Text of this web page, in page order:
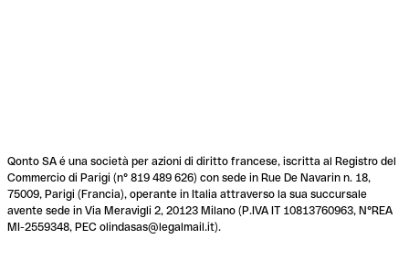
Qonto SA é una società per azioni di diritto francese, iscritta al Registro del
Commercio di Parigi (n° 819 489 626) con sede in Rue De Navarin n. 18,
75009, Parigi (Francia), operante in Italia attraverso la sua succursale
avente sede in Via Meravigli 2, 20123 Milano (P.IVA IT 10813760963, N°REA
MI-2559348, PEC olindasas@legalmail.it).